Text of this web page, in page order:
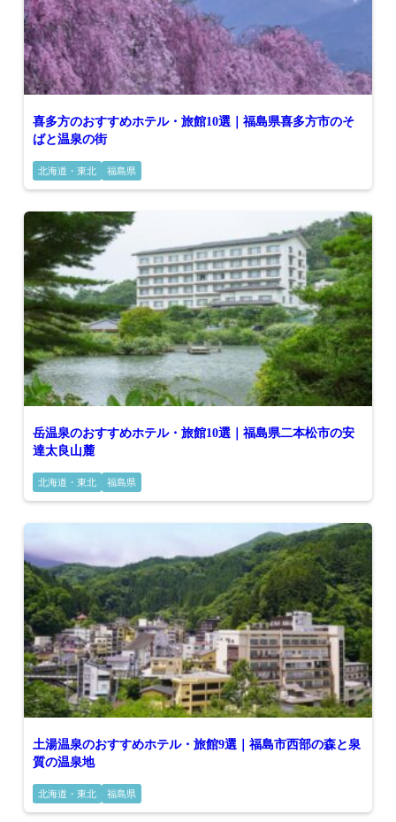
喜多方のおすすめホテル・旅館10選｜福島県喜多方市のそ
ばと温泉の街
北海道・東北 福島県
岳温泉のおすすめホテル・旅館10選｜福島県二本松市の安
達太良山麓
北海道・東北 福島県
土湯温泉のおすすめホテル・旅館9選｜福島市西部の森と泉
質の温泉地
北海道・東北 福島県